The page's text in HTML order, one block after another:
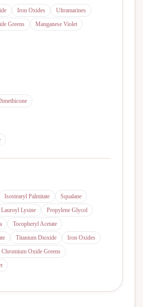
Iron Oxides
Ultramarines
Greens
Manganese Violet
Isostearyl Palmitate
Squalane
Lauroyl Lysine
Propylene Glycol
Tocopheryl Acetate
Titanium Dioxide
Iron Oxides
Chromium Oxide Greens